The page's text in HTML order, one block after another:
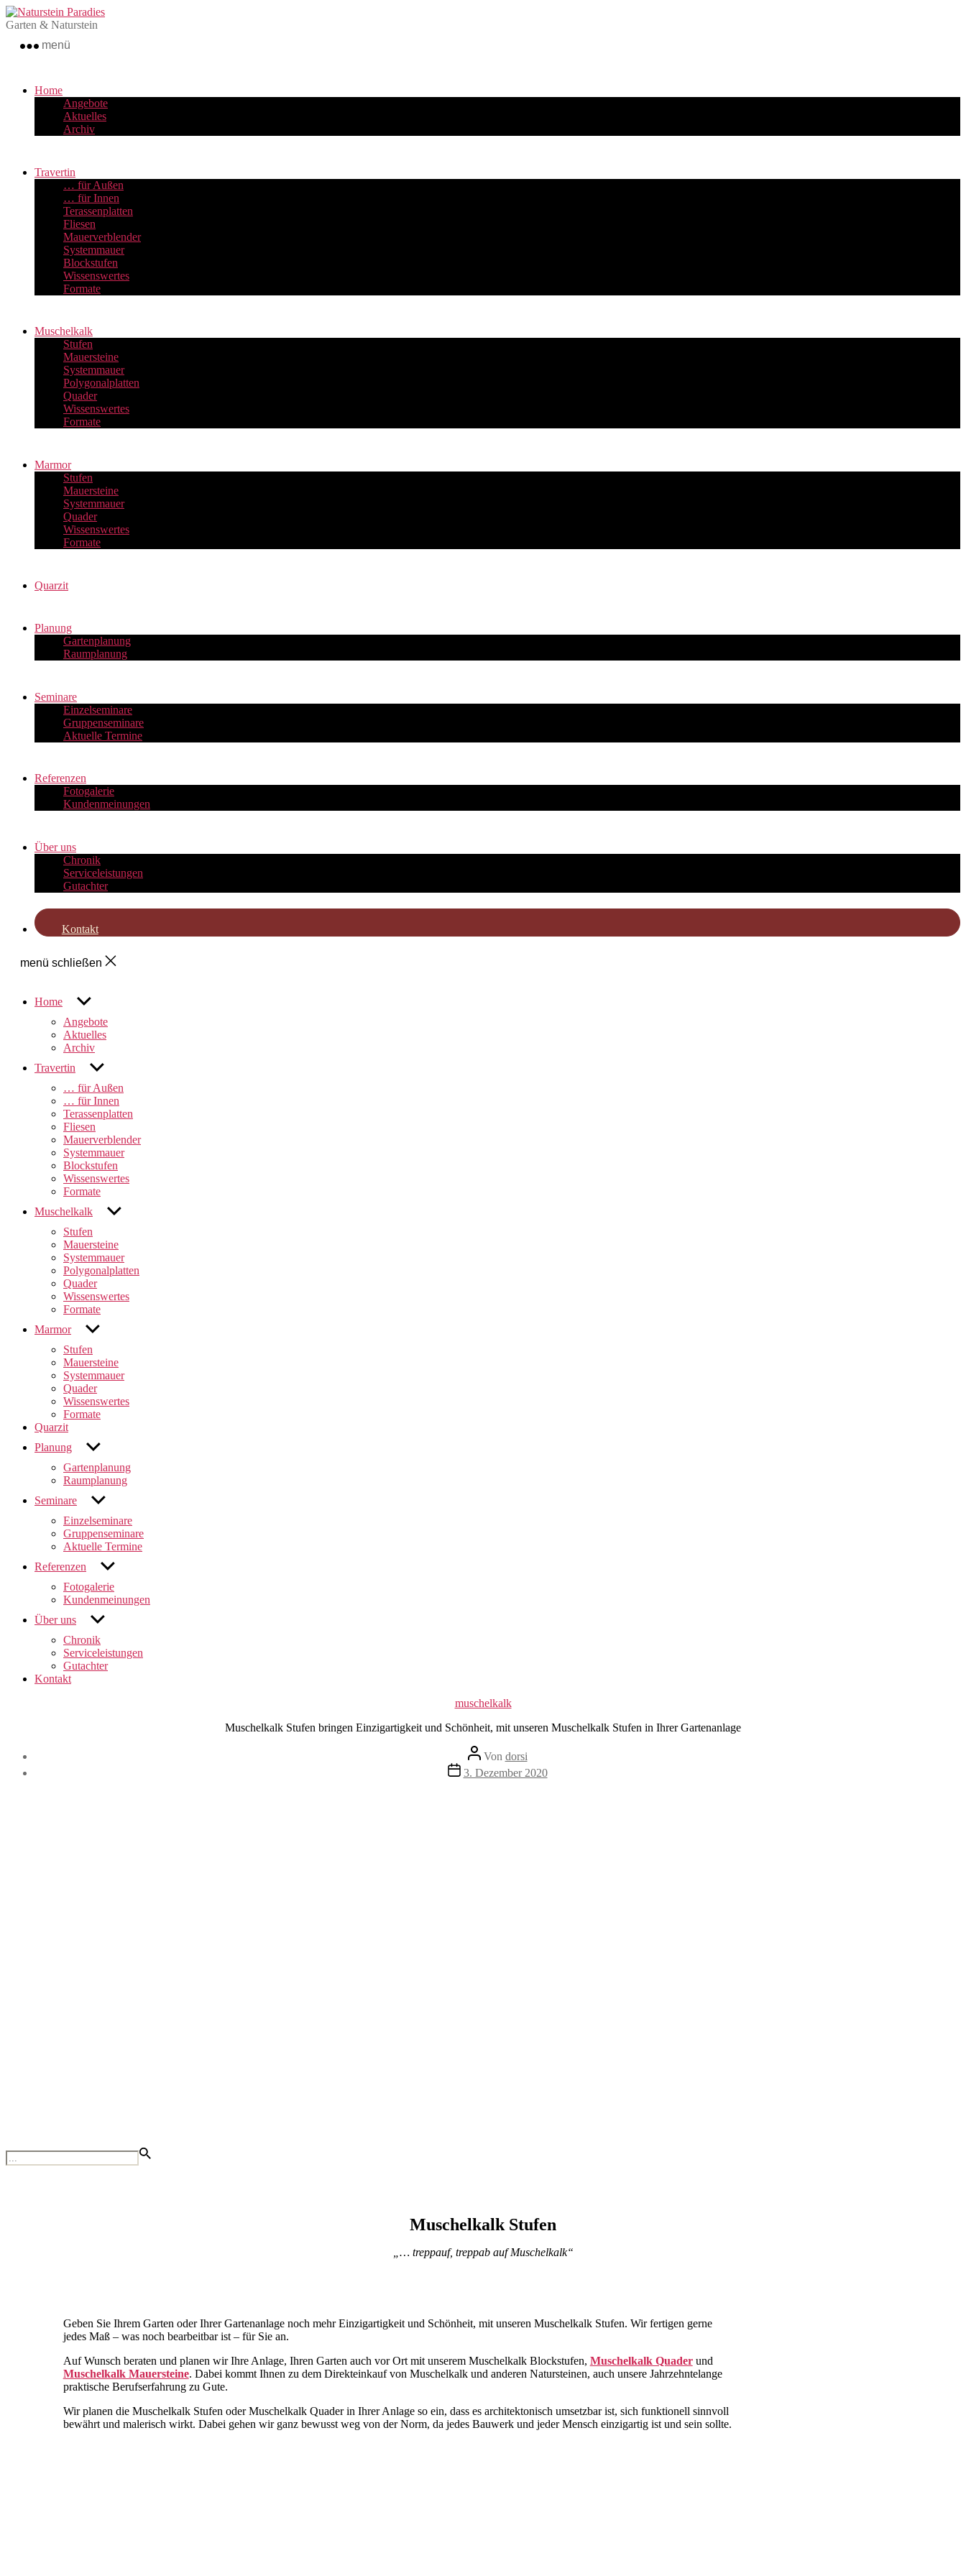
Zum
Inhalt
Naturstein
Garten & Naturstein
menü
Home
Angebote
Aktuelles
Archiv
Travertin
… für Außen
… für Innen
Terassenplatten
Fliesen
Mauerverblender
Systemmauer
Blockstufen
Wissenswertes
Formate
Muschelkalk
Stufen
Mauersteine
Systemmauer
Polygonalplatten
Quader
Wissenswertes
Formate
Marmor
Stufen
Mauersteine
Systemmauer
Quader
Wissenswertes
Formate
Quarzit
Planung
Gartenplanung
Raumplanung
Seminare
Einzelseminare
Gruppenseminare
Aktuelle Termine
Referenzen
Fotogalerie
Kundenmeinungen
Über uns
Chronik
Serviceleistungen
Gutachter
Kontakt
menü schließen
Home
untermenü
Angebote
Aktuelles
Archiv
Travertin
untermenü
… für Außen
… für Innen
Terassenplatten
Fliesen
Mauerverblender
Systemmauer
Blockstufen
Wissenswertes
Formate
Muschelkalk
untermenü
Stufen
Mauersteine
Systemmauer
Polygonalplatten
Quader
Wissenswertes
Formate
Marmor
untermenü
Stufen
Mauersteine
Systemmauer
Quader
Wissenswertes
Formate
Quarzit
Planung
untermenü
Gartenplanung
Raumplanung
Seminare
untermenü
Einzelseminare
Gruppenseminare
Aktuelle Termine
Referenzen
untermenü
Fotogalerie
Kundenmeinungen
Über uns
untermenü
Chronik
Serviceleistungen
Gutachter
Kontakt
Kategorien
muschelkalk
Muschelkalk Stufen bringen Einzigartigkeit und Schönheit, mit unseren Muschelkalk Stufen in Ihrer Gartenanlage
Beitragsautor
Von dorsi
Veröffentlichungsdatum
3. Dezember 2020
Muschelkalk Stufen
„… treppauf, treppab auf Muschelkalk“
Geben Sie Ihrem Garten oder Ihrer Gartenanlage noch mehr Einzigartigkeit und Schönheit, mit unseren Muschelkalk Stufen. Wir fertigen gerne
jedes Maß – was noch bearbeitbar ist – für Sie an.
Auf Wunsch beraten und planen wir Ihre Anlage, Ihren Garten auch vor Ort mit unserem Muschelkalk Blockstufen, Muschelkalk Quaderund
Muschelkalk Mauersteine. Dabei kommt Ihnen zu dem Direkteinkauf von Muschelkalk und anderen Natursteinen, auch unsere Jahrzehntelange
praktische Berufserfahrung zu Gute.
Wir planen die Muschelkalk Stufen oder Muschelkalk Quader in Ihrer Anlage so ein, dass es architektonisch umsetzbar ist, sich funktionell sinnvoll
bewährt und malerisch wirkt. Dabei gehen wir ganz bewusst weg von der Norm, da jedes Bauwerk und jeder Mensch einzigartig ist und sein sollte.